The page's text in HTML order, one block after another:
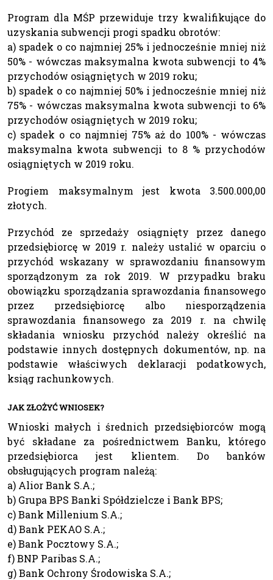
Program dla MŚP przewiduje trzy kwalifikujące do
uzyskania subwencji progi spadku obrotów:
a) spadek o co najmniej 25% i jednocześnie mniej niż
50% - wówczas maksymalna kwota subwencji to 4%
przychodów osiągniętych w 2019 roku;
b) spadek o co najmniej 50% i jednocześnie mniej niż
75% - wówczas maksymalna kwota subwencji to 6%
przychodów osiągniętych w 2019 roku;
c) spadek o co najmniej 75% aż do 100% - wówczas
maksymalna kwota subwencji to 8 % przychodów
osiągniętych w 2019 roku.
Progiem maksymalnym jest kwota 3.500.000,00
złotych.
Przychód ze sprzedaży osiągnięty przez danego
przedsiębiorcę w 2019 r. należy ustalić w oparciu o
przychód wskazany w sprawozdaniu finansowym
sporządzonym za rok 2019. W przypadku braku
obowiązku sporządzania sprawozdania finansowego
przez przedsiębiorcę albo niesporządzenia
sprawozdania finansowego za 2019 r. na chwilę
składania wniosku przychód należy określić na
podstawie innych dostępnych dokumentów, np. na
podstawie właściwych deklaracji podatkowych,
ksiąg rachunkowych.
JAK ZŁOŻYĆ WNIOSEK?
Wnioski małych i średnich przedsiębiorców mogą
być składane za pośrednictwem Banku, którego
przedsiębiorca jest klientem. Do banków
obsługujących program należą:
a) Alior Bank S.A.;
b) Grupa BPS Banki Spółdzielcze i Bank BPS;
c) Bank Millenium S.A.;
d) Bank PEKAO S.A.;
e) Bank Pocztowy S.A.;
f) BNP Paribas S.A.;
g) Bank Ochrony Środowiska S.A.;